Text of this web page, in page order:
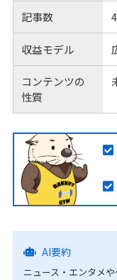
記事数
収益モデル
コンテンツの
性質
AI要約
ニュース・エンタメや